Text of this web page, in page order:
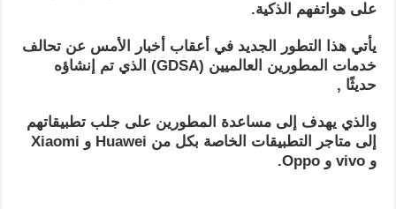
على هواتفهم الذكية.
يأتي هذا التطور الجديد في أعقاب أخبار الأمس عن تحالف
خدمات المطورين العالميين (GDSA) الذي تم إنشاؤه
حديثًا ,
والذي يهدف إلى مساعدة المطورين على جلب تطبيقاتهم
إلى متاجر التطبيقات الخاصة بكل من Huawei و Xiaomi
و vivo و Oppo.